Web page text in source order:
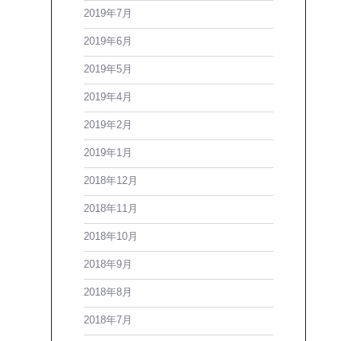
2019年7月
2019年6月
2019年5月
2019年4月
2019年2月
2019年1月
2018年12月
2018年11月
2018年10月
2018年9月
2018年8月
2018年7月